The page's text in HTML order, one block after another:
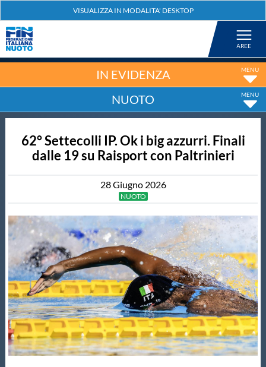
Nuoto
Tuffi
Fondo
Salvamento
Master
Formazione
IN EVIDENZA
NUOTO
62° Settecolli IP. Ok i big azzurri. Finali
dalle 19 su Raisport con Paltrinieri
28Giugno 2026
NUOTO